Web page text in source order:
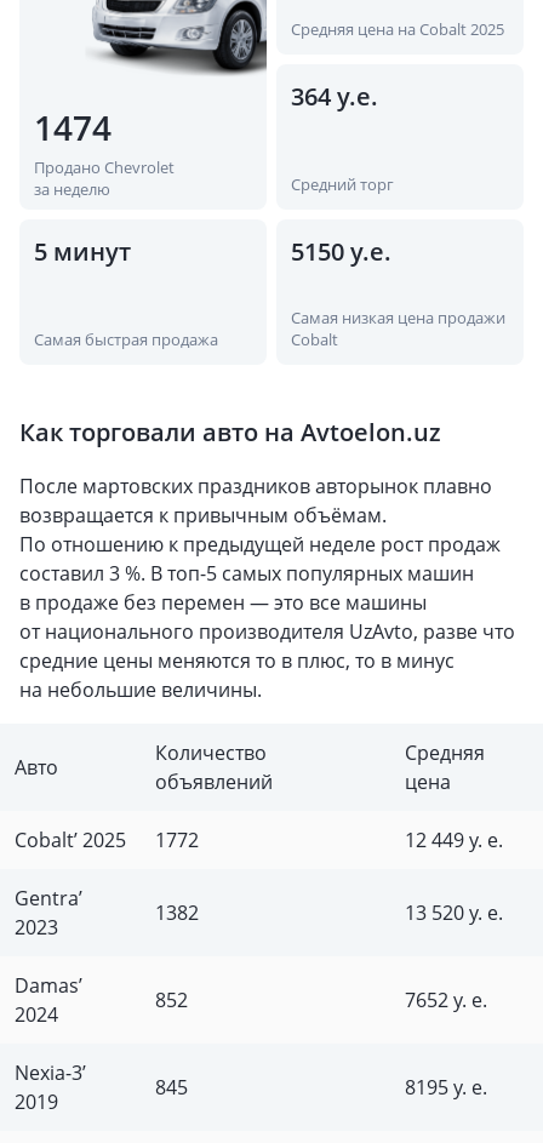
1474
Продано Chevrolet
за неделю
Средняя цена на Cobalt 2025
364 у.е.
Средний торг
5 минут
Самая быстрая продажа
5150 у.е.
Самая низкая цена продажи
Cobalt
Как торговали авто на Avtoelon.uz
После мартовских праздников авторынок плавно
возвращается к привычным объёмам.
По отношению к предыдущей неделе рост продаж
составил 3 %. В топ-5 самых популярных машин
в продаже без перемен — это все машины
от национального производителя UzAvto, разве что
средние цены меняются то в плюс, то в минус
на небольшие величины.
Авто
Количество
объявлений
Средняя
цена
Cobalt’ 2025 1772 12 449 у. е.
Gentra’
2023
1382 13 520 у. е.
Damas’
2024
852 7652 у. е.
Nexia-3’
2019
845 8195 у. е.